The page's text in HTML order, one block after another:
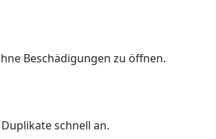
Beschädigungen zu öffnen.
schnell an.